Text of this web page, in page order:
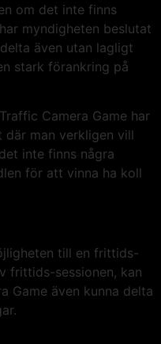
om det inte finns
myndigheten beslutat
även utan lagligt
stark förankring på
Camera Game har
där man verkligen vill
inte finns några
för att vinna ha koll
till en frittids-
frittids-sessionen, kan
Game även kunna delta